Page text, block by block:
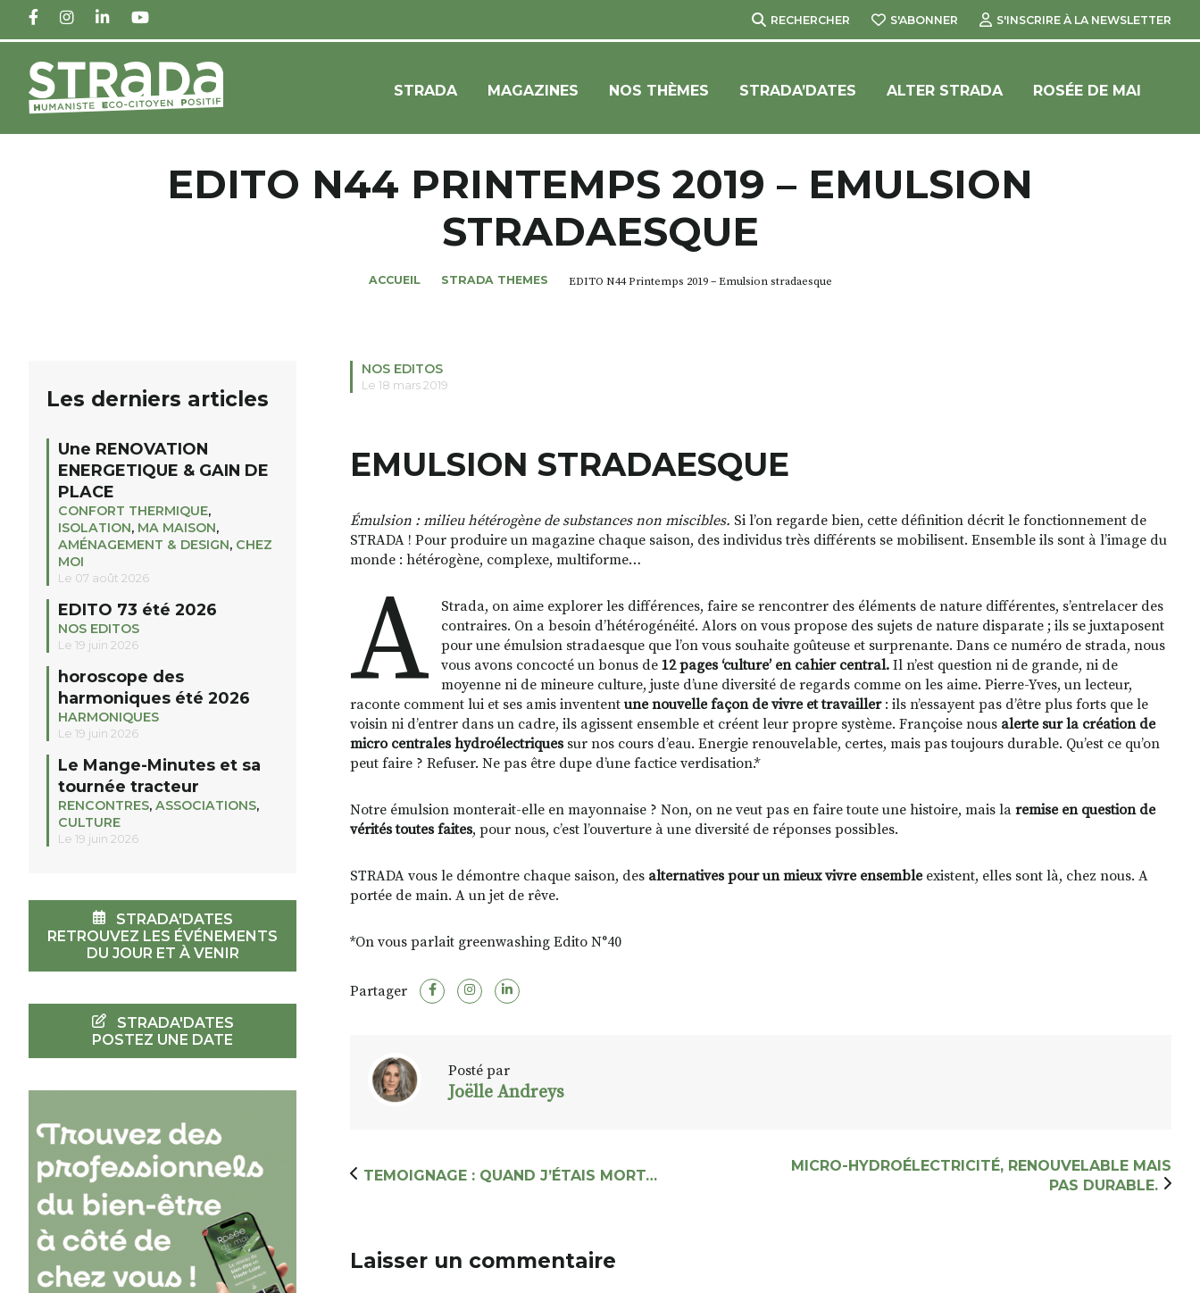
FACEBOOKINSTAGRAM
LINKEDINYOUTUBE RECHERCHER S'ABONNER S'INSCRIRE À LA NEWSLETTER
STRADA MAGAZINES NOS THÈMES STRADA’DATES ALTER STRADA ROSÉE DE MAI
EDITO N44 PRINTEMPS 2019 – EMULSION
STRADAESQUE
ACCUEIL STRADA THEMES EDITO N44 Printemps 2019 – Emulsion stradaesque
NOS EDITOS
Le 18 mars 2019
EMULSION STRADAESQUE
Émulsion : milieu hétérogène de substances non miscibles. Si l’on regarde bien, cette définition décrit le fonctionnement de
STRADA ! Pour produire un magazine chaque saison, des individus très différents se mobilisent. Ensemble ils sont à l’image du
monde : hétérogène, complexe, multiforme…
A
Strada, on aime explorer les différences, faire se rencontrer des éléments de nature différentes, s’entrelacer des
contraires. On a besoin d’hétérogénéité. Alors on vous propose des sujets de nature disparate ; ils se juxtaposent
pour une émulsion stradaesque que l’on vous souhaite goûteuse et surprenante. Dans ce numéro de strada, nous
vous avons concocté un bonus de12 pages ‘culture’ en cahier central.Il n’est question ni de grande, ni de
moyenne ni de mineure culture, juste d’une diversité de regards comme on les aime. Pierre-Yves, un lecteur,
raconte comment lui et ses amis inventent une nouvelle façon de vivre et travailler : ils n’essayent pas d’être plus forts que le
voisin ni d’entrer dans un cadre, ils agissent ensemble et créent leur propre système. Françoise nous alerte sur la création de
micro centrales hydroélectriques sur nos cours d’eau. Energie renouvelable, certes, mais pas toujours durable. Qu’est ce qu’on
peut faire ? Refuser. Ne pas être dupe d’une factice verdisation.*
Notre émulsion monterait-elle en mayonnaise ? Non, on ne veut pas en faire toute une histoire, mais la remise en question de
vérités toutes faites, pour nous, c’est l’ouverture à une diversité de réponses possibles.
STRADA vous le démontre chaque saison, des alternatives pour un mieux vivre ensembleexistent, elles sont là, chez nous. A
portée de main. A un jet de rêve.
*On vous parlait greenwashing Edito N°40
Partager
Posté par
Joëlle Andreys
TEMOIGNAGE : QUAND J’ÉTAIS MORT…
MICRO-HYDROÉLECTRICITÉ, RENOUVELABLE MAIS
PAS DURABLE.
Laisser un commentaire
Les derniers articles
Une RENOVATION
ENERGETIQUE & GAIN DE
PLACE
CONFORT THERMIQUE,
ISOLATION, MA MAISON,
AMÉNAGEMENT & DESIGN, CHEZ
MOI
Le 07 août 2026
EDITO 73 été 2026
NOS EDITOS
Le 19 juin 2026
horoscope des
harmoniques été 2026
HARMONIQUES
Le 19 juin 2026
Le Mange-Minutes et sa
tournée tracteur
RENCONTRES, ASSOCIATIONS,
CULTURE
Le 19 juin 2026
STRADA'DATES
RETROUVEZ LES ÉVÉNEMENTS
DU JOUR ET À VENIR
STRADA'DATES
POSTEZ UNE DATE